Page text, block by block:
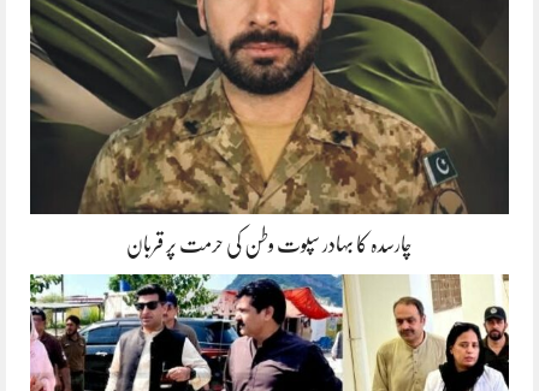
چارسدہ کا بہادر سپوت وطن کی حرمت پر قربان